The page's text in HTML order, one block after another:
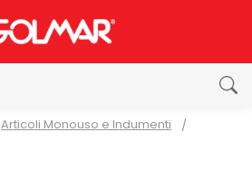
Articoli Monouso e Indumenti